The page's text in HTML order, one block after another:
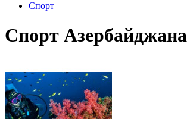
Спорт
Спорт Азербайджана